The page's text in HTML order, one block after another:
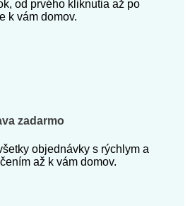
od prvého kliknutia až po
k vám domov.
zadarmo
objednávky s rýchlym a
až k vám domov.